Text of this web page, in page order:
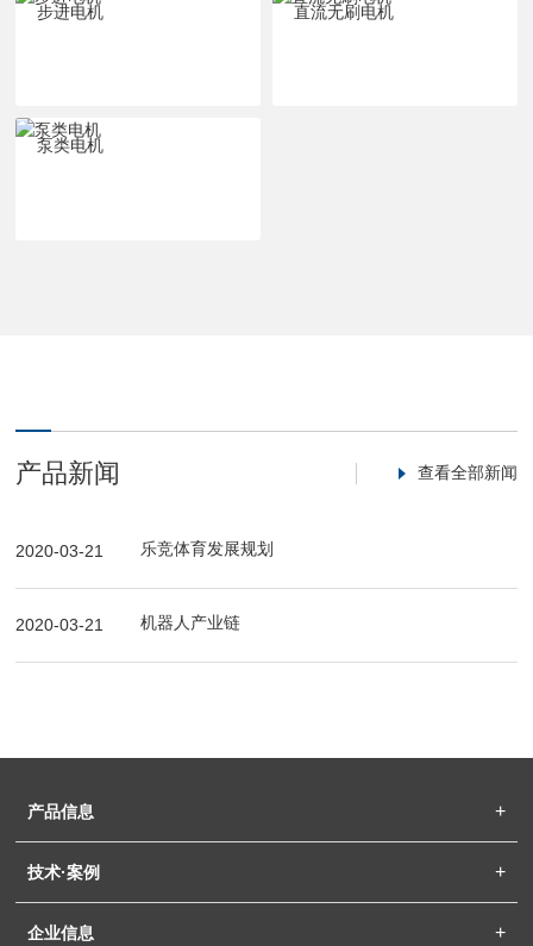
步进电机 直流无刷电机
泵类电机
产品新闻 查看全部新闻
2020-03-21 乐竞体育发展规划
2020-03-21 机器人产业链
产品信息
技术·案例
企业信息